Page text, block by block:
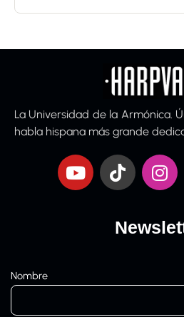
con5de
base a
valoraciones
La Universidad de la Armónica.
habla hispana más grande
Nombre